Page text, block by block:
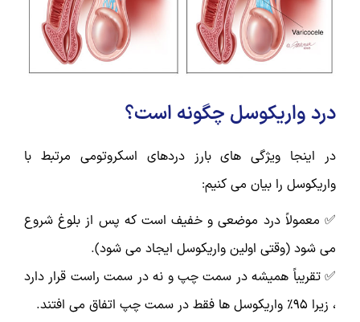
درد واریکوسل چگونه است؟
در اینجا ویژگی های بارز دردهای اسکروتومی مرتبط با
واریکوسل را بیان می کنیم:
✅ معمولاً درد موضعی و خفیف است که پس از بلوغ شروع
می شود (وقتی اولین واریکوسل ایجاد می شود).
✅ تقریباً همیشه در سمت چپ و نه در سمت راست قرار دارد
، زیرا 95٪ واریکوسل ها فقط در سمت چپ اتفاق می افتند.